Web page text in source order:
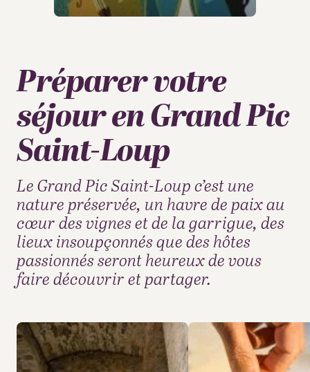
Préparer votre
séjour en Grand Pic
Saint-Loup
Le Grand Pic Saint-Loup c’est une
nature préservée, un havre de paix au
cœur des vignes et de la garrigue, des
lieux insoupçonnés que des hôtes
passionnés seront heureux de vous
faire découvrir et partager.